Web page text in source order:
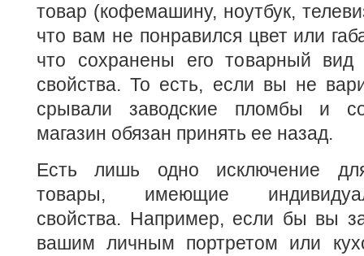
товар (кофемашину, ноутбук,
что вам не понравился цвет или
что сохранены его товарный вид
свойства. То есть, если вы не
срывали заводские пломбы и
магазин обязан принять ее назад.
Есть лишь одно исключение для
товары, имеющие
свойства. Например, если бы вы
вашим личным портретом или